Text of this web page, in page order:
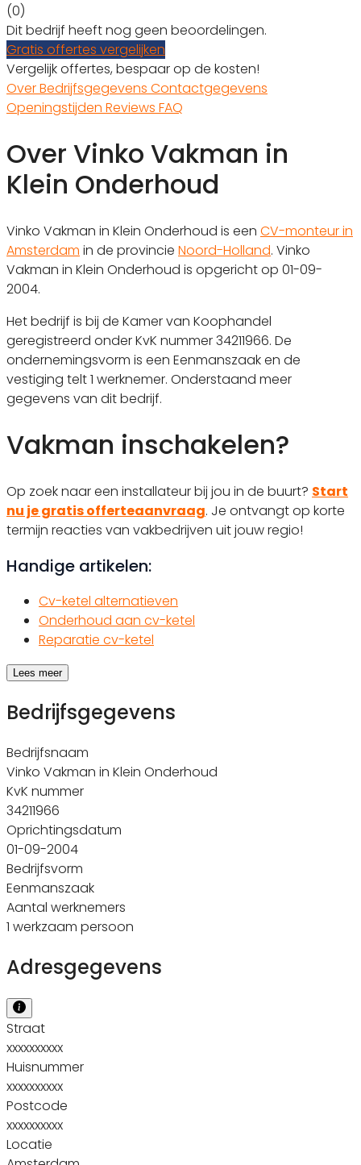
(0)
Dit bedrijf heeft nog geen beoordelingen.
Gratis offertes vergelijken
Vergelijk offertes, bespaar op de kosten!
OverBedrijfsgegevens Contactgegevens
Openingstijden Reviews FAQ
Over Vinko Vakman in
Klein Onderhoud
Vinko Vakman in Klein Onderhoud is een CV-monteur in
Amsterdam in de provincie Noord-Holland. Vinko
Vakman in Klein Onderhoud is opgericht op 01-09-
2004.
Het bedrijf is bij de Kamer van Koophandel
geregistreerd onder KvK nummer 34211966. De
ondernemingsvorm is een Eenmanszaak en de
vestiging telt 1 werknemer. Onderstaand meer
gegevens van dit bedrijf.
Vakman inschakelen?
Op zoek naar een installateur bij jou in de buurt? Start
nu je gratis offerteaanvraag. Je ontvangt op korte
termijn reacties van vakbedrijven uit jouw regio!
Handige artikelen:
Cv-ketel alternatieven
Onderhoud aan cv-ketel
Reparatie cv-ketel
Lees meer
Bedrijfsgegevens
Bedrijfsnaam
Vinko Vakman in Klein Onderhoud
KvK nummer
34211966
Oprichtingsdatum
01-09-2004
Bedrijfsvorm
Eenmanszaak
Aantal werknemers
1 werkzaam persoon
Adresgegevens
Straat
xxxxxxxxxx
Huisnummer
xxxxxxxxxx
Postcode
xxxxxxxxxx
Locatie